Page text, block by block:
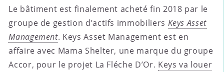
Le bâtiment est finalement acheté fin 2018 par le
groupe de gestion d’actifs immobiliers Keys Asset
Management. Keys Asset Management est en
affaire avec Mama Shelter, une marque du groupe
Accor, pour le projet La Fléche D’Or. Keys va louer